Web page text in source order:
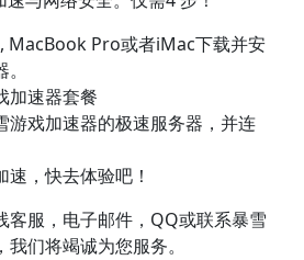
MacBook Pro或者iMac下载并安
加速器套餐
游戏加速器的极速服务器，并连
，快去体验吧！
客服，电子邮件，QQ或联系暴雪
们将竭诚为您服务。